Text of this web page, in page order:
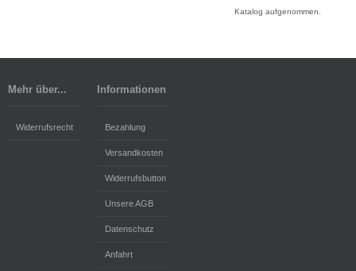
Katalog aufgenommen.
Mehr über...
Widerrufsrecht
Informationen
Bezahlung
Versandkosten
Widerrufsbutton
Unsere AGB
Datenschutz
Anfahrt